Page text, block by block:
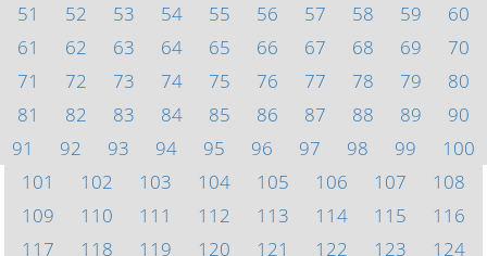
51
52 53 54 55 56 57 58 59
60
61
62 63 64 65 66 67 68 69
70
71
72 73 74 75 76 77 78 79
80
81
82 83 84 85 86 87 88 89
90
91
92 93 94 95 96 97 98 99
100
101
102 103 104 105 106 107
108
109
110 111 112 113 114 115
116
117
118 119 120 121 122 123
124